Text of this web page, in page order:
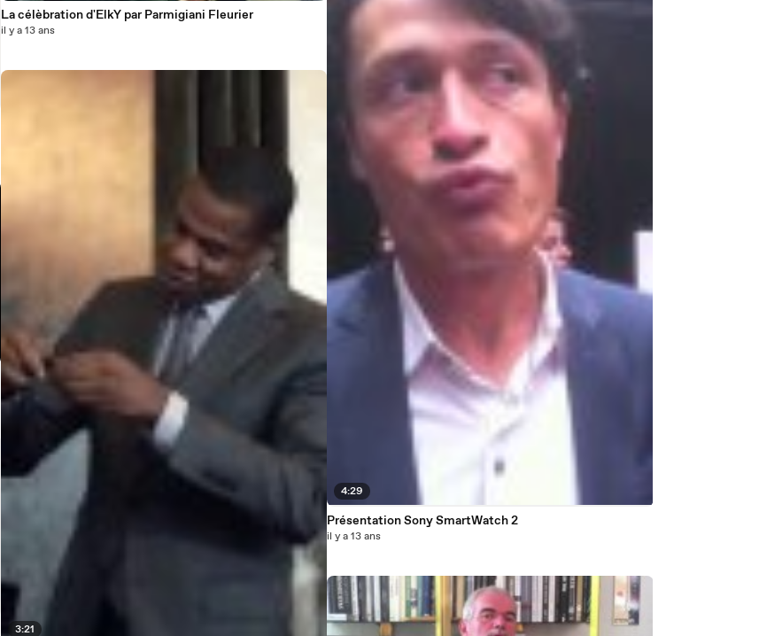
La célèbration d'ElkY par Parmigiani Fleurier
il y a 13 ans
3:21
4:29
Présentation Sony SmartWatch 2
il y a 13 ans